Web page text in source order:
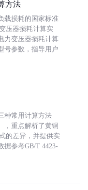
方法
载损耗的国家标准
压器损耗计算实
力变压器损耗计算
号参数，指导用户
种常用计算方法
，重点解析了黄铜
的差异，并提供实
据参考GB/T 4423-